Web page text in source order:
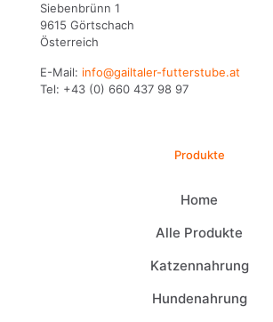
Siebenbrünn 1
9615 Görtschach
Österreich
E-Mail: info@gailtaler-futterstube.at
Tel: +43 (0) 660 437 98 97
Produkte
Home
Alle Produkte
Katzennahrung
Hundenahrung